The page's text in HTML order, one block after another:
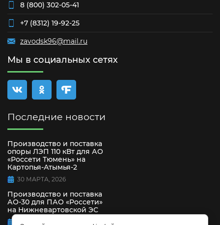
8 (800) 302-05-41
+7 (8312) 19-92-25
zavodsk96@mail.ru
Мы в социальных сетях
Последние новости
Производство и поставка
опоры ЛЭП 110 кВт для АО
«Россети Тюмень» на
Картопья-Атымья-2
30 МАРТА, 2026
Производство и поставка
АО-30 для ПАО «Россети»
на Нижневартовской ЭС
15 СЕНТЯБРЯ, 2025